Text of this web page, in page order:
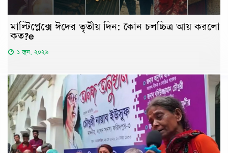
মাল্টিপ্লেক্সে ঈদের তৃতীয় দিন: কোন চলচ্চিত্র আয় করলো
কত?e
১ জুন, ২০২৬